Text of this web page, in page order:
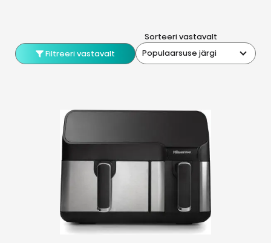
Filtreeri vastavalt
Sorteeri vastavalt
Populaarsuse järgi